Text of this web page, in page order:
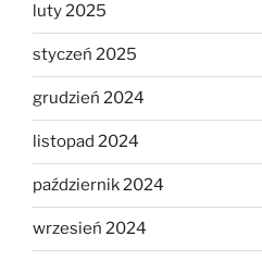
luty 2025
styczeń 2025
grudzień 2024
listopad 2024
październik 2024
wrzesień 2024